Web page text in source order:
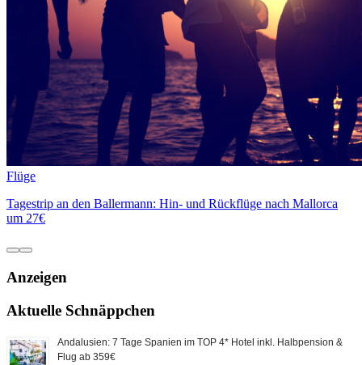
Flüge
Tagestrip an den Ballermann: Hin- und Rückflüge nach Mallorca
um 27€
Anzeigen
Aktuelle Schnäppchen
Andalusien: 7 Tage Spanien im TOP 4* Hotel inkl. Halbpension &
Flug ab 359€